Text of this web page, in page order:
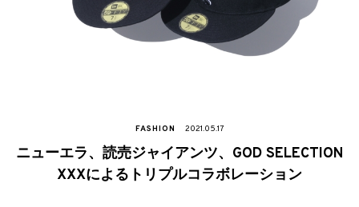
FASHION 2021.05.17
ニューエラ、読売ジャイアンツ、GOD SELECTION
XXXによるトリプルコラボレーション